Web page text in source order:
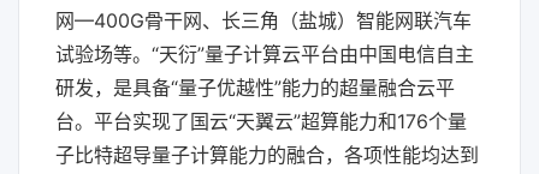
网—400G骨干网、长三角（盐城）智能网联汽车
试验场等。“天衍”量子计算云平台由中国电信自主
研发，是具备“量子优越性”能力的超量融合云平
台。平台实现了国云“天翼云”超算能力和176个量
子比特超导量子计算能力的融合，各项性能均达到